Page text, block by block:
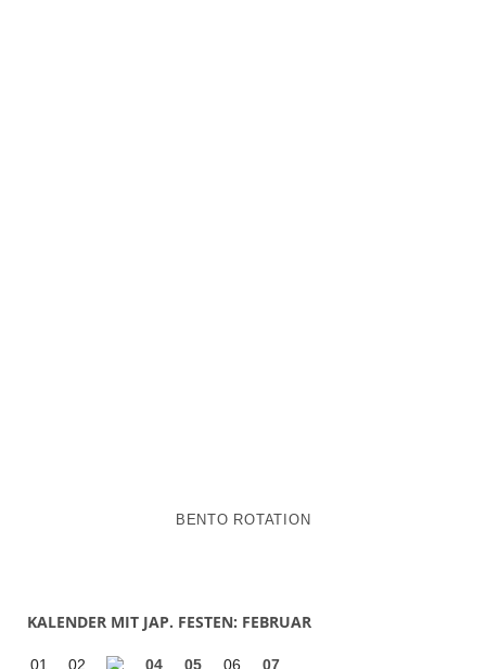
BENTO ROTATION
KALENDER MIT JAP. FESTEN: FEBRUAR
01 02 04 05 06 07